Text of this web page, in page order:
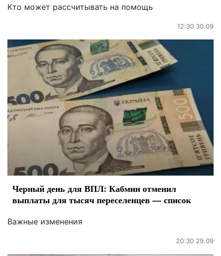
Кто может рассчитывать на помощь
12:30 30.09
Черный день для ВПЛ: Кабмин отменил
выплаты для тысяч переселенцев — список
Важные изменения
20:30 29.09